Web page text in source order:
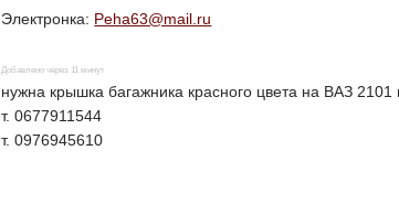
Электронка: Peha63@mail.ru
Добавлено через 11 минут
нужна крышка багажника красного цвета на ВАЗ 2101
т. 0677911544
т. 0976945610